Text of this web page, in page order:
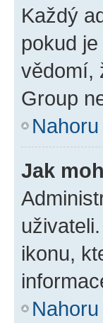
Každý
pokud
vědomí,
Group
Nahoru
Jak
ikonu,
Nahoru